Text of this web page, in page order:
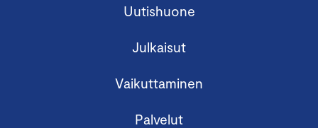
Uutishuone
Julkaisut
Vaikuttaminen
Palvelut